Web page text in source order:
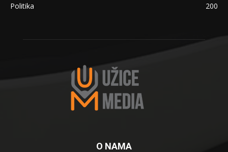
Politika
200
O NAMA